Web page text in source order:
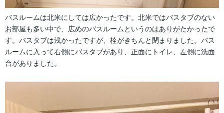
バスルームは北米にしては広かったです。北米ではバスタブのない
お部屋も多い中で、広めのバスルームというのはありがたかったで
す。バスタブは浅かったですが、栓がきちんと閉まりました。バス
ルームに入って右側にバスタブがあり、正面にトイレ、左側に洗面
台がありました。